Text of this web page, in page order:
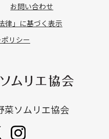
お問い合わせ
律」に基づく表示
リシー
菜ソムリエ協会